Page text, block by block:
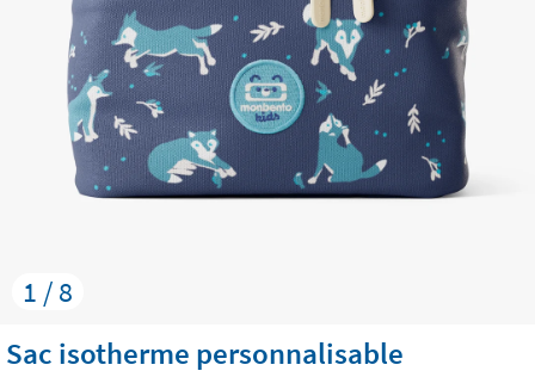
1 / 8
Sac isotherme personnalisable